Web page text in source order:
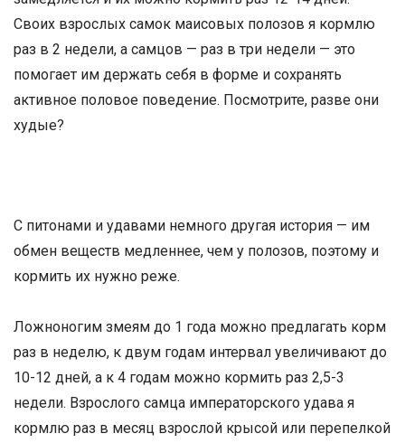
Своих взрослых самок маисовых полозов я кормлю
раз в 2 недели, а самцов — раз в три недели — это
помогает им держать себя в форме и сохранять
активное половое поведение. Посмотрите, разве они
худые?
С питонами и удавами немного другая история — им
обмен веществ медленнее, чем у полозов, поэтому и
кормить их нужно реже.
Ложноногим змеям до 1 года можно предлагать корм
раз в неделю, к двум годам интервал увеличивают до
10-12 дней, а к 4 годам можно кормить раз 2,5-3
недели. Взрослого самца императорского удава я
кормлю раз в месяц взрослой крысой или перепелкой